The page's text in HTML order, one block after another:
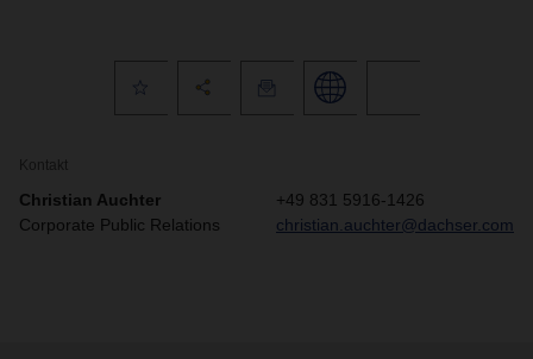
Kontakt
Christian Auchter
Corporate Public Relations
+49 831 5916-1426
christian.auchter@dachser.com